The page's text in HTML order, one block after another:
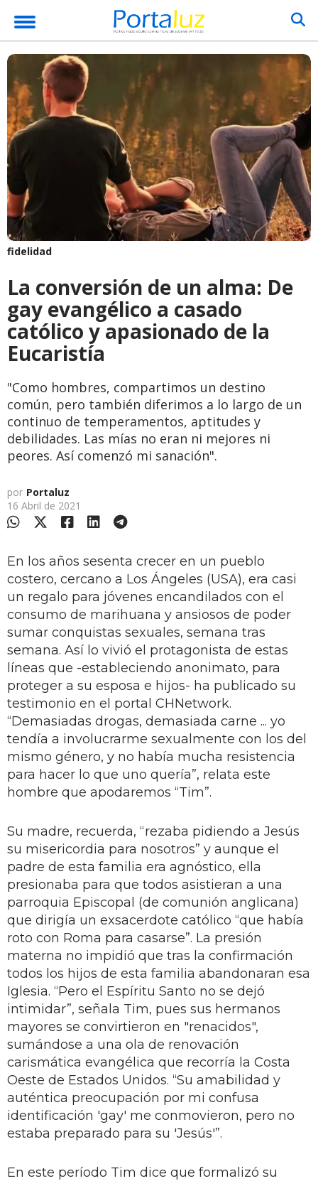
fidelidad
La conversión de un alma: De
gay evangélico a casado
católico y apasionado de la
Eucaristía
"Como hombres, compartimos un destino
común, pero también diferimos a lo largo de un
continuo de temperamentos, aptitudes y
debilidades. Las mías no eran ni mejores ni
peores. Así comenzó mi sanación".
por Portaluz
16 Abril de 2021
En los años sesenta crecer en un pueblo
costero, cercano a Los Ángeles (USA), era casi
un regalo para jóvenes encandilados con el
consumo de marihuana y ansiosos de poder
sumar conquistas sexuales, semana tras
semana. Así lo vivió el protagonista de estas
líneas que -estableciendo anonimato, para
proteger a su esposa e hijos- ha publicado su
testimonio en el portal CHNetwork.
“Demasiadas drogas, demasiada carne ... yo
tendía a involucrarme sexualmente con los del
mismo género, y no había mucha resistencia
para hacer lo que uno quería”, relata este
hombre que apodaremos “Tim”.
Su madre, recuerda, “rezaba pidiendo a Jesús
su misericordia para nosotros” y aunque el
padre de esta familia era agnóstico, ella
presionaba para que todos asistieran a una
parroquia Episcopal (de comunión anglicana)
que dirigía un exsacerdote católico “que había
roto con Roma para casarse”. La presión
materna no impidió que tras la confirmación
todos los hijos de esta familia abandonaran esa
Iglesia. “Pero el Espíritu Santo no se dejó
intimidar”, señala Tim, pues sus hermanos
mayores se convirtieron en "renacidos",
sumándose a una ola de renovación
carismática evangélica que recorría la Costa
Oeste de Estados Unidos. “Su amabilidad y
auténtica preocupación por mi confusa
identificación 'gay' me conmovieron, pero no
estaba preparado para su 'Jesús'”.
En este período Tim dice que formalizó su